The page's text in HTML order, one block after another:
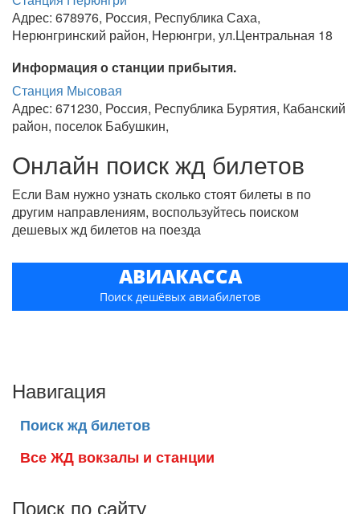
Адрес: 678976, Россия, Республика Саха,
Нерюнгринский район, Нерюнгри, ул.Центральная 18
Информация о станции прибытия.
Станция Мысовая
Адрес: 671230, Россия, Республика Бурятия, Кабанский
район, поселок Бабушкин,
Онлайн поиск жд билетов
Если Вам нужно узнать сколько стоят билеты в по
другим направлениям, воспользуйтесь поиском
дешевых жд билетов на поезда
АВИАКАССА
Поиск дешёвых авиабилетов
Навигация
Поиск жд билетов
Все ЖД вокзалы и станции
Поиск по сайту